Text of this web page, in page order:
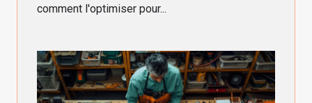
comment l'optimiser pour...